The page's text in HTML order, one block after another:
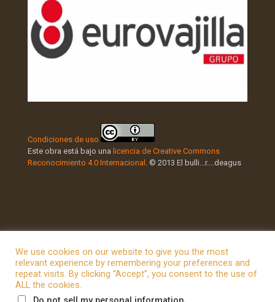
Condiciones de uso
Este obra está bajo una licencia de Creative Commons
Reconocimiento 4.0 Internacional . © 2013 El bulli...r....deagus
© 2026 Betheme by Muffin group | All Rights Reserved |
We use cookies on our website to give you the most
relevant experience by remembering your preferences and
repeat visits. By clicking “Accept”, you consent to the use of
ALL the cookies.
.